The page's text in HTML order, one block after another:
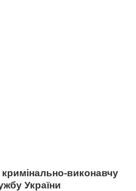
виконавчу
України